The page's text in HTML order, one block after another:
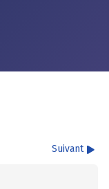
Suivant